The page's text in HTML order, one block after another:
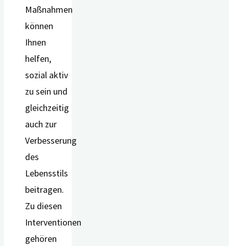
Maßnahmen
können
Ihnen
helfen,
sozial aktiv
zu sein und
gleichzeitig
auch zur
Verbesserung
des
Lebensstils
beitragen.
Zu diesen
Interventionen
gehören